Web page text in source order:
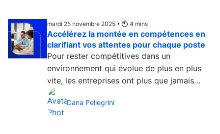
mardi 25 novembre 2025 • 4 mins
Accélérez la montée en compétences en
clarifiant vos attentes pour chaque poste
Pour rester compétitives dans un
environnement qui évolue de plus en plus
vite, les entreprises ont plus que jamais
besoin d’investir dans le...
Dana Pellegrini